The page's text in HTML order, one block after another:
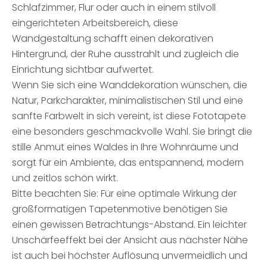
Schlafzimmer, Flur oder auch in einem stilvoll
eingerichteten Arbeitsbereich, diese
Wandgestaltung schafft einen dekorativen
Hintergrund, der Ruhe ausstrahlt und zugleich die
Einrichtung sichtbar aufwertet.
Wenn Sie sich eine Wanddekoration wünschen, die
Natur, Parkcharakter, minimalistischen Stil und eine
sanfte Farbwelt in sich vereint, ist diese Fototapete
eine besonders geschmackvolle Wahl. Sie bringt die
stille Anmut eines Waldes in Ihre Wohnräume und
sorgt für ein Ambiente, das entspannend, modern
und zeitlos schön wirkt.
Bitte beachten Sie: Für eine optimale Wirkung der
großformatigen Tapetenmotive benötigen Sie
einen gewissen Betrachtungs-Abstand. Ein leichter
Unschärfeeffekt bei der Ansicht aus nächster Nähe
ist auch bei höchster Auflösung unvermeidlich und